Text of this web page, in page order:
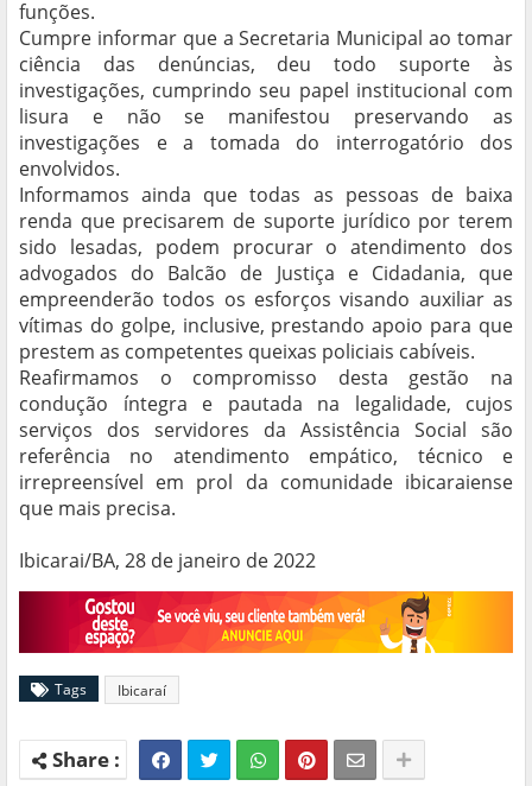
funções.
Cumpre informar que a Secretaria Municipal ao tomar
ciência das denúncias, deu todo suporte às
investigações, cumprindo seu papel institucional com
lisura e não se manifestou preservando as
investigações e a tomada do interrogatório dos
envolvidos.
Informamos ainda que todas as pessoas de baixa
renda que precisarem de suporte jurídico por terem
sido lesadas, podem procurar o atendimento dos
advogados do Balcão de Justiça e Cidadania, que
empreenderão todos os esforços visando auxiliar as
vítimas do golpe, inclusive, prestando apoio para que
prestem as competentes queixas policiais cabíveis.
Reafirmamos o compromisso desta gestão na
condução íntegra e pautada na legalidade, cujos
serviços dos servidores da Assistência Social são
referência no atendimento empático, técnico e
irrepreensível em prol da comunidade ibicaraiense
que mais precisa.
Ibicarai/BA, 28 de janeiro de 2022
Tags Ibicaraí